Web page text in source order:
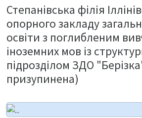
Степанівська філія
опорного закладу
освіти з поглибленим
іноземних мов із
підрозділом ЗДО
призупинена)